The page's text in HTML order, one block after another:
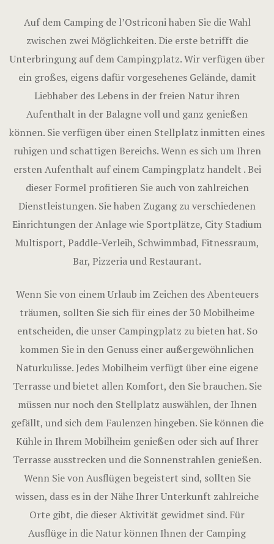
Auf dem Camping de l’Ostriconi haben Sie die Wahl
zwischen zwei Möglichkeiten. Die erste betrifft die
Unterbringung auf dem Campingplatz. Wir verfügen über
ein großes, eigens dafür vorgesehenes Gelände, damit
Liebhaber des Lebens in der freien Natur ihren
Aufenthalt in der Balagne voll und ganz genießen
können. Sie verfügen über einen Stellplatz inmitten eines
ruhigen und schattigen Bereichs. Wenn es sich um Ihren
ersten Aufenthalt auf einem Campingplatz handelt . Bei
dieser Formel profitieren Sie auch von zahlreichen
Dienstleistungen. Sie haben Zugang zu verschiedenen
Einrichtungen der Anlage wie Sportplätze, City Stadium
Multisport, Paddle-Verleih, Schwimmbad, Fitnessraum,
Bar, Pizzeria und Restaurant.
Wenn Sie von einem Urlaub im Zeichen des Abenteuers
träumen, sollten Sie sich für eines der 30 Mobilheime
entscheiden, die unser Campingplatz zu bieten hat. So
kommen Sie in den Genuss einer außergewöhnlichen
Naturkulisse. Jedes Mobilheim verfügt über eine eigene
Terrasse und bietet allen Komfort, den Sie brauchen. Sie
müssen nur noch den Stellplatz auswählen, der Ihnen
gefällt, und sich dem Faulenzen hingeben. Sie können die
Kühle in Ihrem Mobilheim genießen oder sich auf Ihrer
Terrasse ausstrecken und die Sonnenstrahlen genießen.
Wenn Sie von Ausflügen begeistert sind, sollten Sie
wissen, dass es in der Nähe Ihrer Unterkunft zahlreiche
Orte gibt, die dieser Aktivität gewidmet sind. Für
Ausflüge in die Natur können Ihnen der Camping
BUCHEN
BUCHEN
ZIMMER,